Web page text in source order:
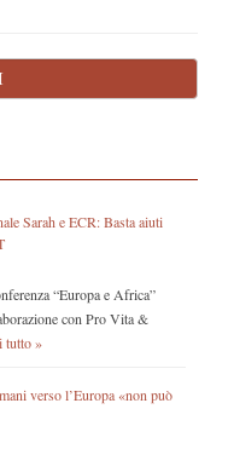
Sarah e ECR: Basta aiuti
“Europa e Africa”
con Pro Vita &
tutto »
verso l’Europa «non può